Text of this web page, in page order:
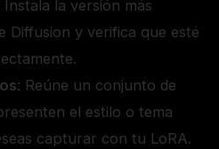
Instala la versión más
Diffusion y verifica que esté
: Reúne un conjunto de
el estilo o tema
capturar con tu LoRA.